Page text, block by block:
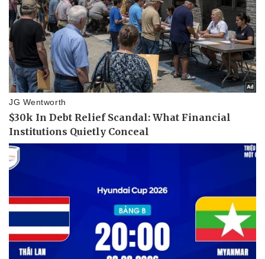
Doanh nghiệp
Thông tin doanh nghiệp
Doanh nghiệp 24h
Công nghệ
Tin Công nghệ